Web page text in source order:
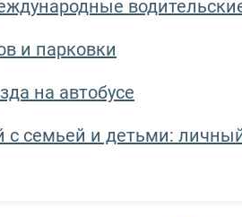
и парковки
на автобусе
с семьей и детьми: